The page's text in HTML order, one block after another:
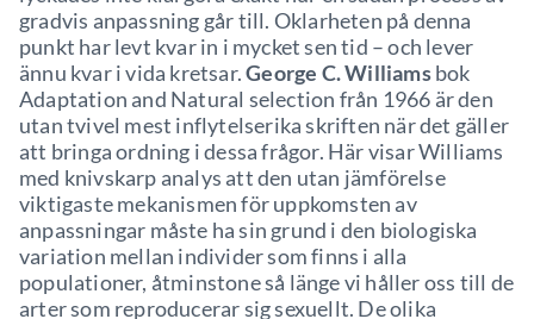
gradvis anpassning går till. Oklarheten på denna
punkt har levt kvar in i mycket sen tid – och lever
ännu kvar i vida kretsar.George C. Williamsbok
Adaptation and Natural selection från 1966 är den
utan tvivel mest inflytelserika skriften när det gäller
att bringa ordning i dessa frågor. Här visar Williams
med knivskarp analys att den utan jämförelse
viktigaste mekanismen för uppkomsten av
anpassningar måste ha sin grund i den biologiska
variation mellan individer som finns i alla
populationer, åtminstone så länge vi håller oss till de
arter som reproducerar sig sexuellt. De olika